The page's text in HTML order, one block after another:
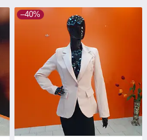
–40%